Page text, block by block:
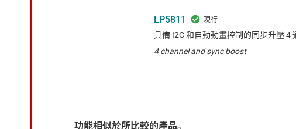
LP5811
具備 I2C 和自動動畫控制的同步升壓 4
4 channel and sync boost
功能相似於所比較的產品。